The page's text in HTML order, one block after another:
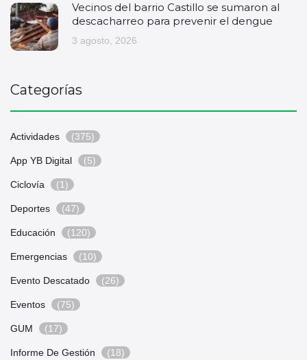
Vecinos del barrio Castillo se sumaron al
descacharreo para prevenir el dengue
3 agosto, 2026
Categorías
Actividades (375)
App YB Digital (5)
Ciclovía (1)
Deportes (47)
Educación (120)
Emergencias (10)
Evento Descatado (26)
Eventos (75)
GUM (17)
Informe De Gestión (18)